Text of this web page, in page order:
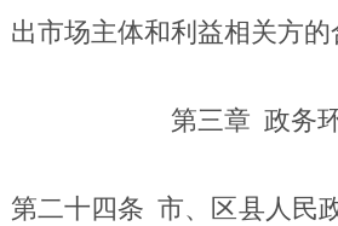
出市场主体和利益相关方的
第三章 政务
第二十四条 市、区县人民